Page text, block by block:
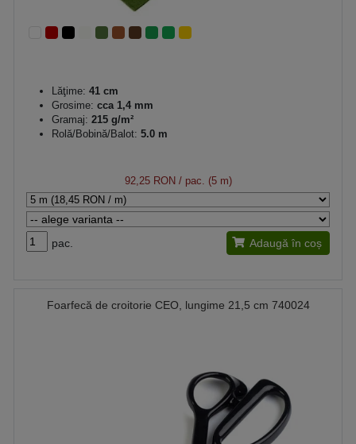
Lăţime: 41 cm
Grosime: cca 1,4 mm
Gramaj: 215 g/m²
Rolă/Bobină/Balot: 5.0 m
92,25 RON / pac. (5 m)
pac. Adaugă în coș
Foarfecă de croitorie CEO, lungime 21,5 cm 740024